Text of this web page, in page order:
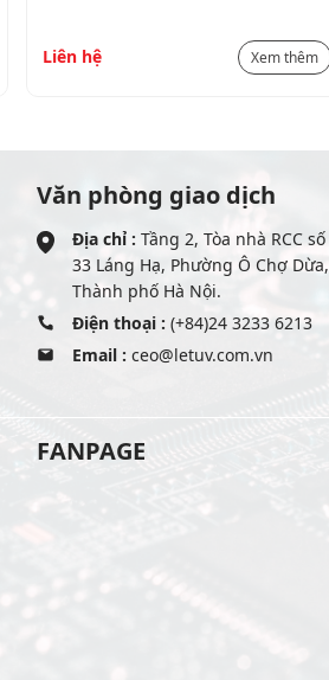
Liên hệ Xem thêm
Văn phòng giao dịch
Địa chỉ : Tầng 2, Tòa nhà RCC số
33 Láng Hạ, Phường Ô Chợ Dừa,
Thành phố Hà Nội.
Điện thoại : (+84)24 3233 6213
Email : ceo@letuv.com.vn
FANPAGE